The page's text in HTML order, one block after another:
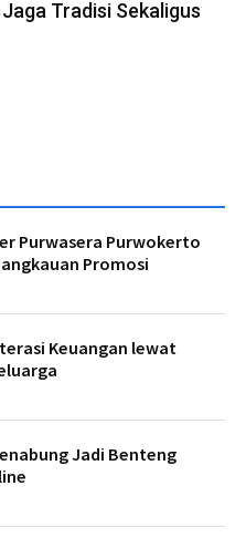
Tradisi Sekaligus
Purwasera Purwokerto
Promosi
Keuangan lewat
Jadi Benteng